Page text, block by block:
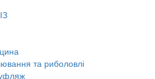
та риболовлі